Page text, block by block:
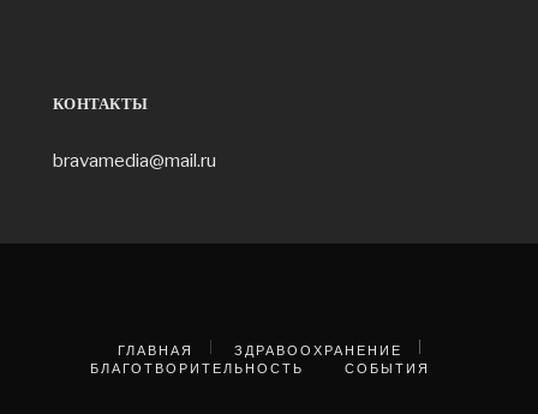
КОНТАКТЫ
bravamedia@mail.ru
ГЛАВНАЯ
ЗДРАВООХРАНЕНИЕ
БЛАГОТВОРИТЕЛЬНОСТЬ
СОБЫТИЯ